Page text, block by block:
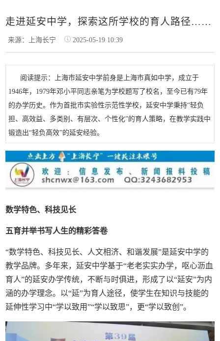
走进延安中学，探索这所学校的育人路径……
来源：上海长宁 2025-05-19 10:39
阅读提示：上海市延安中学前身是上海市真如中学，成立于
1946年，1979年邓小平同志亲笔为学校题写了校名，至今已有79年
的办学历史。作为首批市实验性示范性学校，延安中学秉持“轻负
担、高效益、多类别、有层次、个性化”的育人策略，在教学实践中
锻造出“轻负高效”的延安经验。
数学特色、科技见长
五育并举书写人生的精彩答卷
“数学特色、科技见长、人文相济、和谐发展”是延安中学的
教学品牌。多年来，延安中学基于“老老实实办学，呕心沥血
育人”的延安办学传统，不断与时俱进，形成了以“延安”为内
涵的办学理念。以“延”为育人途径，使学生在知识与技能的
延伸性学习中“学以致用”“学以致思”，更“学以致创”。